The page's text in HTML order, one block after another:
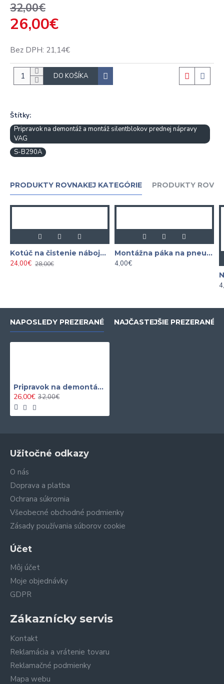
26,00€
32,00€
Bez DPH: 21,14€
DO KOŠÍKA
Štítky:
Pripravok na demontáž a montáž silentblokov prednej nápravy
VAG
S-B290A
PRODUKTY ROVNAKEJ KATEGÓRIE PRODUKTY
Kotúč na čistenie nábojov 150 mm 1/2"
24,00€ 28,00€
Montážna páka na pneumatiky 305x20mm
4,00€
NAPOSLEDY PREZERANÉ NAJČASTEJŠIE PREZERANÉ
Pripravok na demontáž a montáž silentblokov prednej nápravy VAG
26,00€ 32,00€
Užitočné odkazy
O nás
Doprava a platba
Ochrana súkromia
Všeobecné obchodné podmienky
Zásady používania súborov cookie
Účet
Môj účet
Moje objednávky
GDPR
Zákaznícky servis
Kontakt
Reklamácia a vrátenie tovaru
Reklamačné podmienky
Mapa webu